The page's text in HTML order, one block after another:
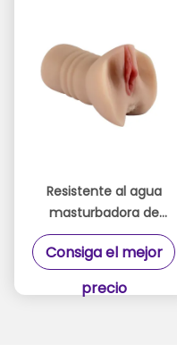
Resistente al agua
masturbadora de
coño realista para el
placer de los hombres
Consiga el mejor
precio